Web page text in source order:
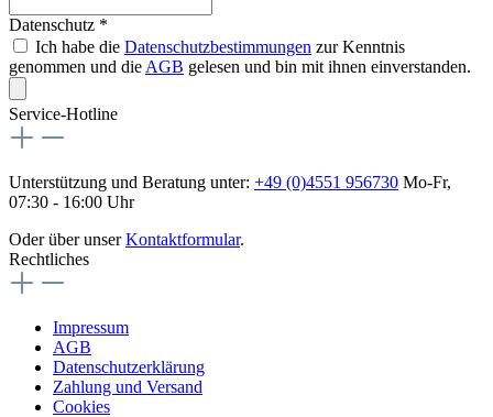
Datenschutz *
Ich habe die Datenschutzbestimmungen zur Kenntnis
genommen und die AGB gelesen und bin mit ihnen einverstanden.
Service-Hotline
Unterstützung und Beratung unter: +49 (0)4551 956730 Mo-Fr,
07:30 - 16:00 Uhr
Oder über unserKontaktformular.
Rechtliches
Impressum
AGB
Datenschutzerklärung
Zahlung und Versand
Cookies